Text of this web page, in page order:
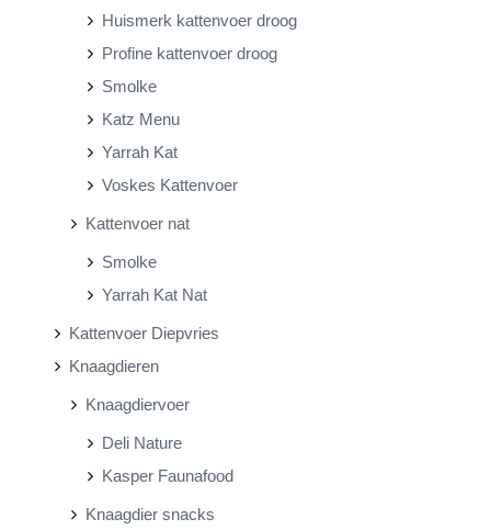
Huismerk kattenvoer droog
Profine kattenvoer droog
Smolke
Katz Menu
Yarrah Kat
Voskes Kattenvoer
Kattenvoer nat
Smolke
Yarrah Kat Nat
Kattenvoer Diepvries
Knaagdieren
Knaagdiervoer
Deli Nature
Kasper Faunafood
Knaagdier snacks